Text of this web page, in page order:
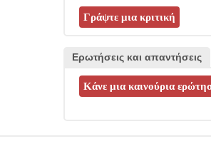
Ερωτήσεις και απαντήσεις